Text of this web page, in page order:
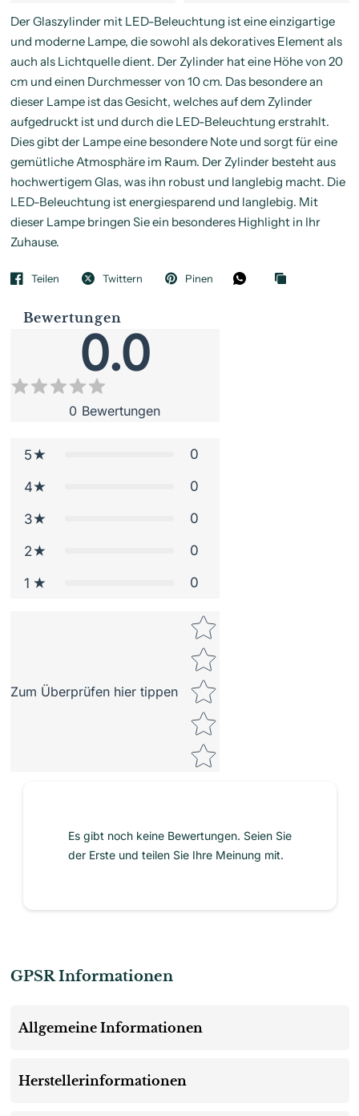
Der Glaszylinder mit LED-Beleuchtung ist eine einzigartige
und moderne Lampe, die sowohl als dekoratives Element als
auch als Lichtquelle dient. Der Zylinder hat eine Höhe von 20
cm und einen Durchmesser von 10 cm. Das besondere an
dieser Lampe ist das Gesicht, welches auf dem Zylinder
aufgedruckt ist und durch die LED-Beleuchtung erstrahlt.
Dies gibt der Lampe eine besondere Note und sorgt für eine
gemütliche Atmosphäre im Raum. Der Zylinder besteht aus
hochwertigem Glas, was ihn robust und langlebig macht. Die
LED-Beleuchtung ist energiesparend und langlebig. Mit
dieser Lampe bringen Sie ein besonderes Highlight in Ihr
Zuhause.
Teilen Twittern Pinen
Bewertungen
0.0
0 Bewertungen
5 0
4 0
3 0
2 0
1 0
Zum Überprüfen hier tippen
Star rating
Es gibt noch keine Bewertungen. Seien Sie
der Erste und teilen Sie Ihre Meinung mit.
GPSR Informationen
Allgemeine Informationen
Herstellerinformationen